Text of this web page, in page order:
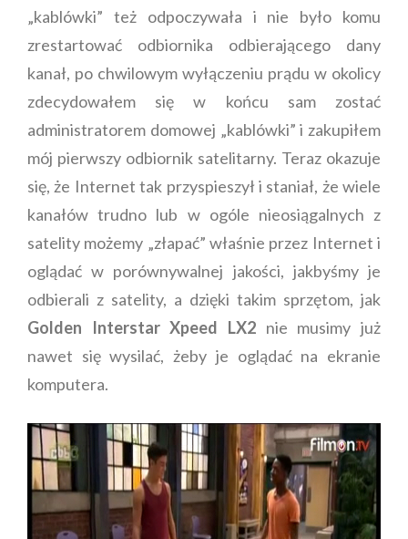
„kablówki” też odpoczywała i nie było komu
zrestartować odbiornika odbierającego dany
kanał, po chwilowym wyłączeniu prądu w okolicy
zdecydowałem się w końcu sam zostać
administratorem domowej „kablówki” i zakupiłem
mój pierwszy odbiornik satelitarny. Teraz okazuje
się, że Internet tak przyspieszył i staniał, że wiele
kanałów trudno lub w ogóle nieosiągalnych z
satelity możemy „złapać” właśnie przez Internet i
oglądać w porównywalnej jakości, jakbyśmy je
odbierali z satelity, a dzięki takim sprzętom, jak
Golden Interstar Xpeed LX2 nie musimy już
nawet się wysilać, żeby je oglądać na ekranie
komputera.